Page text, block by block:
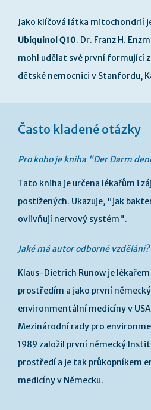
Jako klíčová látka mitochondrií
Ubiquinol Q10. Dr. Franz H.
mohl udělat své první formující
dětské nemocnici v Stanfordu,
Často kladené otázky
Pro koho je kniha "Der Darm
Tato kniha je určena lékařům i
postižených. Ukazuje, "jak
ovlivňují nervový systém".
Jaké má autor odborné vzdělání?
Klaus-Dietrich Runow je
prostředím a jako první
environmentální medicíny v
Mezinárodní rady pro
1989 založil první německý
prostředí a je tak průkopníkem
medicíny v Německu.